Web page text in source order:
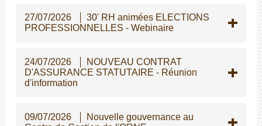
27/07/2026
30' RH animées ELECTIONS
PROFESSIONNELLES - Webinaire
24/07/2026
NOUVEAU CONTRAT
D'ASSURANCE STATUTAIRE - Réunion
d'information
09/07/2026
Nouvelle gouvernance au